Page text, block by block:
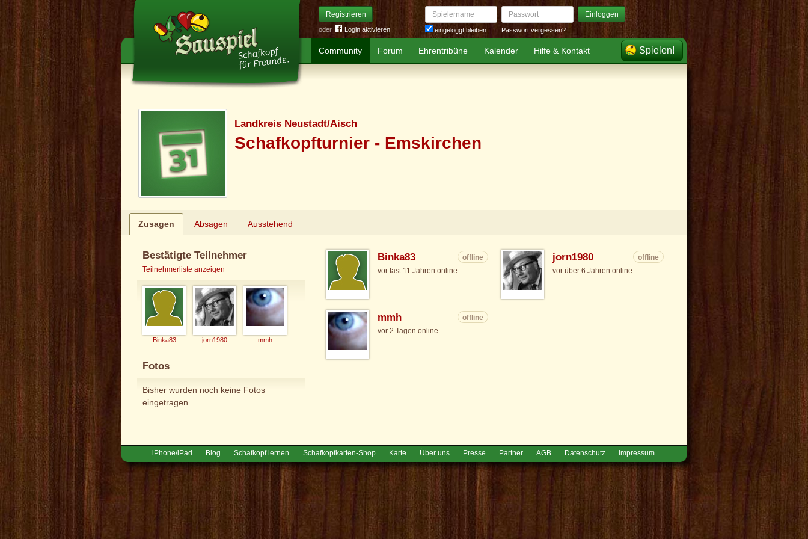
Registrieren
oder Login aktivieren
Spielername
eingeloggt bleiben
Passwort Einloggen
Passwort vergessen?
Community Forum Ehrentribüne Kalender Hilfe & Kontakt Spielen!
Landkreis Neustadt/Aisch
Schafkopfturnier - Emskirchen
Zusagen Absagen Ausstehend
Bestätigte Teilnehmer
Teilnehmerliste anzeigen
Binka83 jorn1980 mmh
Fotos
Bisher wurden noch keine Fotos
eingetragen.
Binka83
offline
vor fast 11 Jahren online
jorn1980
offline
vor über 6 Jahren online
mmh
offline
vor 2 Tagen online
iPhone/iPad Blog Schafkopf lernen Schafkopfkarten-Shop Karte Über uns Presse Partner AGB Datenschutz Impressum